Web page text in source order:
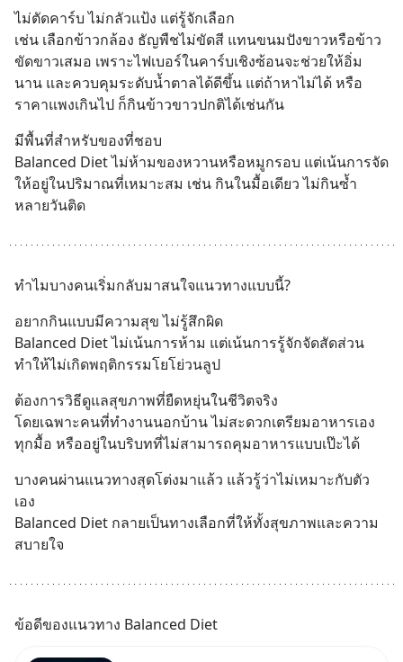
ไม่ตัดคาร์บ ไม่กลัวแป้ง แต่รู้จักเลือก
เช่น เลือกข้าวกล้อง ธัญพืชไม่ขัดสี แทนขนมปังขาวหรือข้าว
ขัดขาวเสมอ เพราะไฟเบอร์ในคาร์บเชิงซ้อนจะช่วยให้อิ่ม
นาน และควบคุมระดับน้ำตาลได้ดีขึ้น แต่ถ้าหาไม่ได้ หรือ
ราคาแพงเกินไป ก็กินข้าวขาวปกติได้เช่นกัน
มีพื้นที่สำหรับของที่ชอบ
Balanced Diet ไม่ห้ามของหวานหรือหมูกรอบ แต่เน้นการจัด
ให้อยู่ในปริมาณที่เหมาะสม เช่น กินในมื้อเดียว ไม่กินซ้ำ
หลายวันติด
ทำไมบางคนเริ่มกลับมาสนใจแนวทางแบบนี้?
อยากกินแบบมีความสุข ไม่รู้สึกผิด
Balanced Diet ไม่เน้นการห้าม แต่เน้นการรู้จักจัดสัดส่วน
ทำให้ไม่เกิดพฤติกรรมโยโย่วนลูป
ต้องการวิธีดูแลสุขภาพที่ยืดหยุ่นในชีวิตจริง
โดยเฉพาะคนที่ทำงานนอกบ้าน ไม่สะดวกเตรียมอาหารเอง
ทุกมื้อ หรืออยู่ในบริบทที่ไม่สามารถคุมอาหารแบบเป๊ะได้
บางคนผ่านแนวทางสุดโต่งมาแล้ว แล้วรู้ว่าไม่เหมาะกับตัว
เอง
Balanced Diet กลายเป็นทางเลือกที่ให้ทั้งสุขภาพและความ
สบายใจ
ข้อดีของแนวทาง Balanced Diet